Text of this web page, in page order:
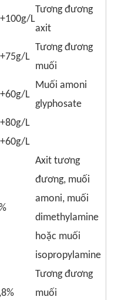
L
Tương đương
axit
L
Tương đương
muối
L
Muối amoni
glyphosate
L
L
Axit tương
đương, muối
amoni, muối
dimethylamine
hoặc muối
isopropylamine
Tương đương
muối